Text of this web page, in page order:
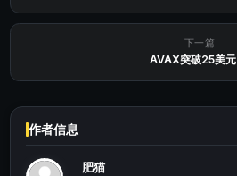
下一篇
AVAX突破25美元
作者信息
肥猫